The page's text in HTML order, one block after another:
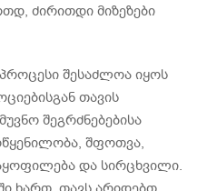
ძირითდი მიზეზები
შესაძლოა იყოს
თავის
შეგრძნებებისა
შფოთვა,
და სირცხვილი.